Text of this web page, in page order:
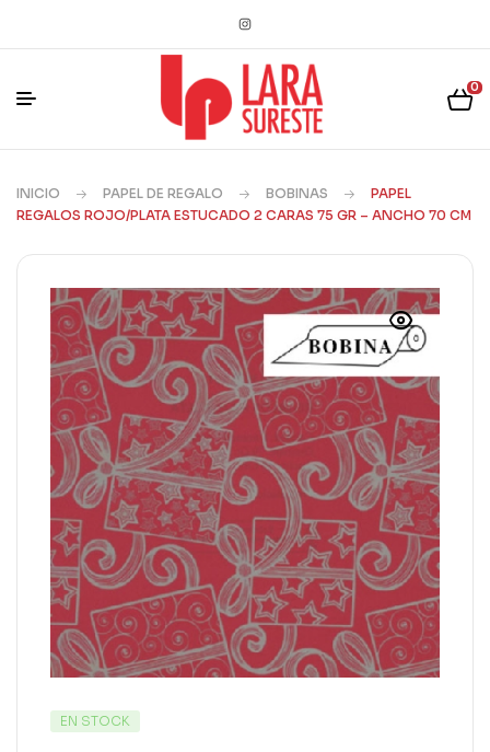
0
INICIO PAPEL DE REGALO BOBINAS
PAPEL
REGALOS ROJO/PLATA ESTUCADO 2 CARAS 75 GR – ANCHO 70 CM
EN STOCK